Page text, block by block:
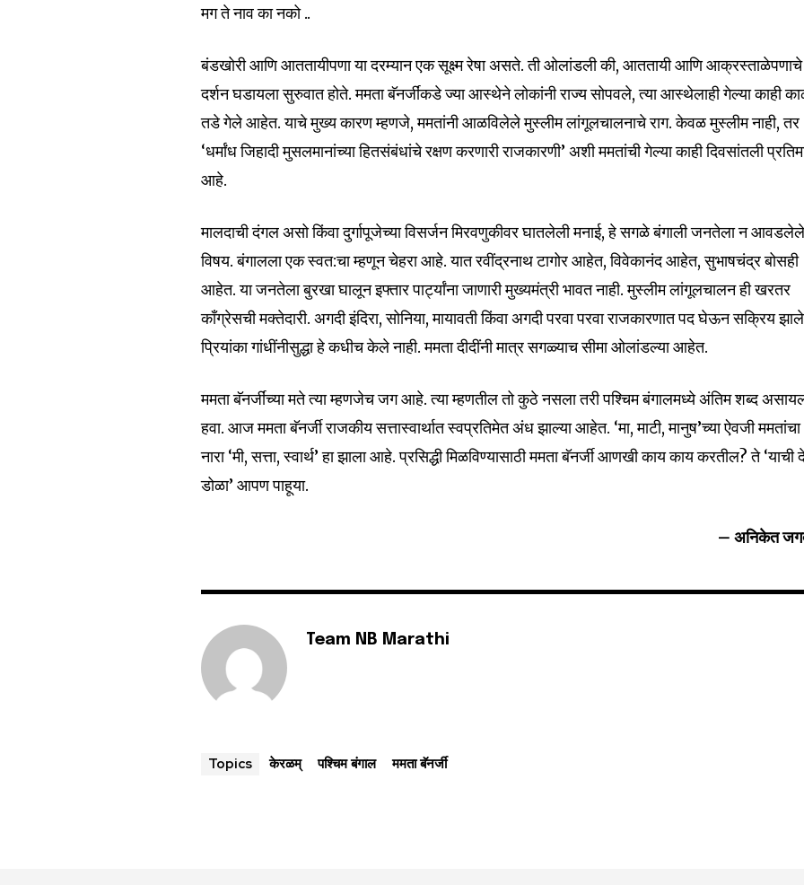
मग ते नाव का नको ..
बंडखोरी आणि आततायीपणा या दरम्यान एक सूक्ष्म रेषा असते. ती ओलांडली की, आततायी आणि आक्रस्ताळेपणाचे
दर्शन घडायला सुरुवात होते. ममता बॅनर्जींकडे ज्या आस्थेने लोकांनी राज्य सोपवले, त्या आस्थेलाही गेल्या काही
तडे गेले आहेत. याचे मुख्य कारण म्हणजे, ममतांनी आळविलेले मुस्लीम लांगूलचालनाचे राग. केवळ मुस्लीम नाही, तर
‘धर्मांध जिहादी मुसलमानांच्या हितसंबंधांचे रक्षण करणारी राजकारणी’ अशी ममतांची गेल्या काही दिवसांतली
आहे.
मालदाची दंगल असो किंवा दुर्गापूजेच्या विसर्जन मिरवणुकीवर घातलेली मनाई, हे सगळे बंगाली जनतेला न आवडलेले
विषय. बंगालला एक स्वत:चा म्हणून चेहरा आहे. यात रवींद्रनाथ टागोर आहेत, विवेकानंद आहेत, सुभाषचंद्र बोसही
आहेत. या जनतेला बुरखा घालून इफ्तार पार्ट्यांना जाणारी मुख्यमंत्री भावत नाही. मुस्लीम लांगूलचालन ही खरतर
काँग्रेसची मक्तेदारी. अगदी इंदिरा, सोनिया, मायावती किंवा अगदी परवा परवा राजकारणात पद घेऊन सक्रिय
प्रियांका गांधींनीसुद्धा हे कधीच केले नाही. ममता दीदींनी मात्र सगळ्याच सीमा ओलांडल्या आहेत.
ममता बॅनर्जींच्या मते त्या म्हणजेच जग आहे. त्या म्हणतील तो कुठे नसला तरी पश्चिम बंगालमध्ये अंतिम शब्द
हवा. आज ममता बॅनर्जी राजकीय सत्तास्वार्थात स्वप्रतिमेत अंध झाल्या आहेत. ‘मा, माटी, मानुष’च्या ऐवजी ममतांचा
नारा ‘मी, सत्ता, स्वार्थ’ हा झाला आहे. प्रसिद्धी मिळविण्यासाठी ममता बॅनर्जी आणखी काय काय करतील? ते ‘याची
डोळा’ आपण पाहूया.
– अनिकेत
Team NB Marathi
Topics केरळम् पश्चिम बंगाल ममता बॅनर्जी